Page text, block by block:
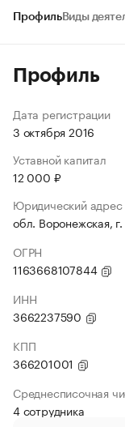
ПрофильВиды
Профиль
Дата регистрации
3 октября 2016
Уставной капитал
12 000 ₽
Юридический адрес
обл. Воронежская,
ОГРН
1163668107844
ИНН
3662237590
КПП
366201001
Среднесписочная
4 сотрудника